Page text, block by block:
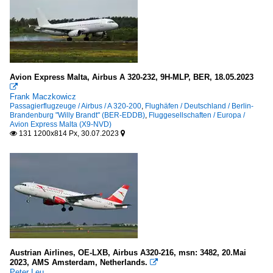
Avion Express Malta, Airbus A 320-232, 9H-MLP, BER, 18.05.2023

Frank Maczkowicz
Passagierflugzeuge / Airbus / A 320-200, Flughäfen / Deutschland / Berlin-
Brandenburg "Willy Brandt" (BER-EDDB), Fluggesellschaften / Europa /
Avion Express Malta (X9-NVD)
 131 1200x814 Px, 30.07.2023 
Austrian Airlines, OE-LXB, Airbus A320-216, msn: 3482, 20.Mai
2023, AMS Amsterdam, Netherlands. 